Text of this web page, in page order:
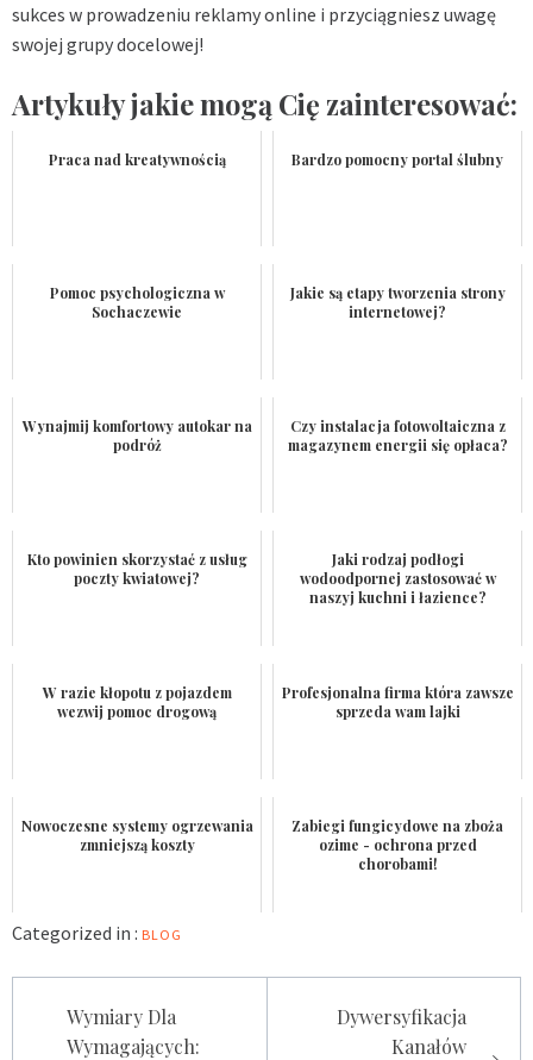
sukces w prowadzeniu reklamy online i przyciągniesz uwagę
swojej grupy docelowej!
Artykuły jakie mogą Cię zainteresować:
Praca nad kreatywnością Bardzo pomocny portal ślubny
Pomoc psychologiczna w
Sochaczewie
Jakie są etapy tworzenia strony
internetowej?
Wynajmij komfortowy autokar na
podróż
Czy instalacja fotowoltaiczna z
magazynem energii się opłaca?
Kto powinien skorzystać z usług
poczty kwiatowej?
Jaki rodzaj podłogi
wodoodpornej zastosować w
naszyj kuchni i łazience?
W razie kłopotu z pojazdem
wezwij pomoc drogową
Profesjonalna firma która zawsze
sprzeda wam lajki
Nowoczesne systemy ogrzewania
zmniejszą koszty
Zabiegi fungicydowe na zboża
ozime - ochrona przed
chorobami!
Categorized in : BLOG
wpisuWymiary Dla
Wymagających:
Dywersyfikacja
Kanałów